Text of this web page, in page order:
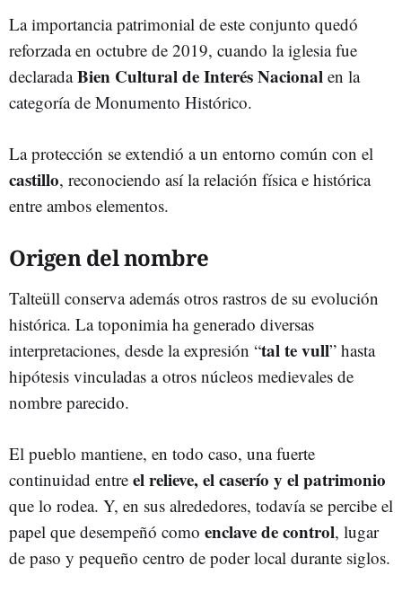
La importancia patrimonial de este conjunto quedó
reforzada en octubre de 2019, cuando la iglesia fue
declaradaBien Cultural de Interés Nacional en la
categoría de Monumento Histórico.
La protección se extendió a un entorno común con el
castillo, reconociendo así la relación física e histórica
entre ambos elementos.
Origen del nombre
Talteüll conserva además otros rastros de su evolución
histórica. La toponimia ha generado diversas
interpretaciones, desde la expresión “tal te vull” hasta
hipótesis vinculadas a otros núcleos medievales de
nombre parecido.
El pueblo mantiene, en todo caso, una fuerte
continuidad entre el relieve, el caserío y el patrimonio
que lo rodea. Y, en sus alrededores, todavía se percibe el
papel que desempeñó como enclave de control, lugar
de paso y pequeño centro de poder local durante siglos.